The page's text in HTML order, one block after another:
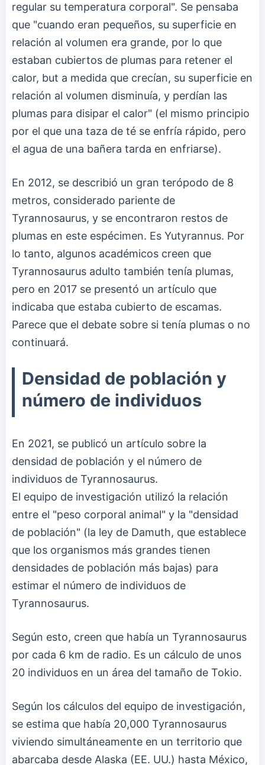
regular su temperatura corporal". Se pensaba
que "cuando eran pequeños, su superficie en
relación al volumen era grande, por lo que
estaban cubiertos de plumas para retener el
calor, but a medida que crecían, su superficie en
relación al volumen disminuía, y perdían las
plumas para disipar el calor" (el mismo principio
por el que una taza de té se enfría rápido, pero
el agua de una bañera tarda en enfriarse).
En 2012, se describió un gran terópodo de 8
metros, considerado pariente de
Tyrannosaurus, y se encontraron restos de
plumas en este espécimen. Es Yutyrannus. Por
lo tanto, algunos académicos creen que
Tyrannosaurus adulto también tenía plumas,
pero en 2017 se presentó un artículo que
indicaba que estaba cubierto de escamas.
Parece que el debate sobre si tenía plumas o no
continuará.
Densidad de población y
número de individuos
En 2021, se publicó un artículo sobre la
densidad de población y el número de
individuos de Tyrannosaurus.
El equipo de investigación utilizó la relación
entre el "peso corporal animal" y la "densidad
de población" (la ley de Damuth, que establece
que los organismos más grandes tienen
densidades de población más bajas) para
estimar el número de individuos de
Tyrannosaurus.
Según esto, creen que había un Tyrannosaurus
por cada 6 km de radio. Es un cálculo de unos
20 individuos en un área del tamaño de Tokio.
Según los cálculos del equipo de investigación,
se estima que había 20,000 Tyrannosaurus
viviendo simultáneamente en un territorio que
abarcaba desde Alaska (EE. UU.) hasta México,